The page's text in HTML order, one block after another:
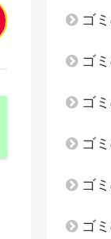
ゴ
ゴ
ゴ
ゴ
ゴ
ゴ